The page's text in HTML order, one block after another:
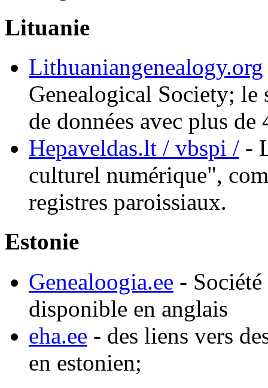
Lituanie
Lithuaniangenealogy.org
Genealogical Society; le
de données avec plus de
Hepaveldas.lt / vbspi / -
culturel numérique",
registres paroissiaux.
Estonie
Genealoogia.ee -
disponible en anglais
eha.ee - des liens vers
en estonien;